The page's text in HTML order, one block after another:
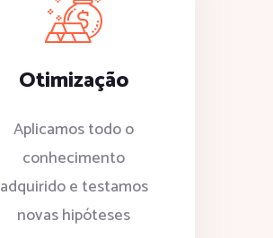
Otimização
Aplicamos todo o
conhecimento
adquirido e testamos
novas hipóteses